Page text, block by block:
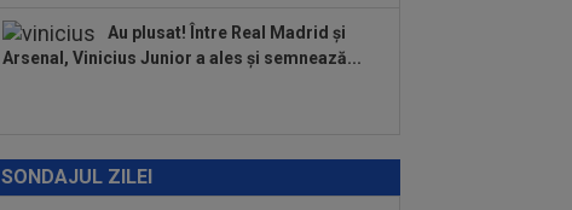
Au plusat! Între Real Madrid și
Arsenal, Vinicius Junior a ales și semnează...
SONDAJUL ZILEI